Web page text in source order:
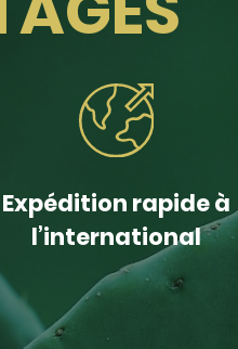
Expédition rapide à
l’international